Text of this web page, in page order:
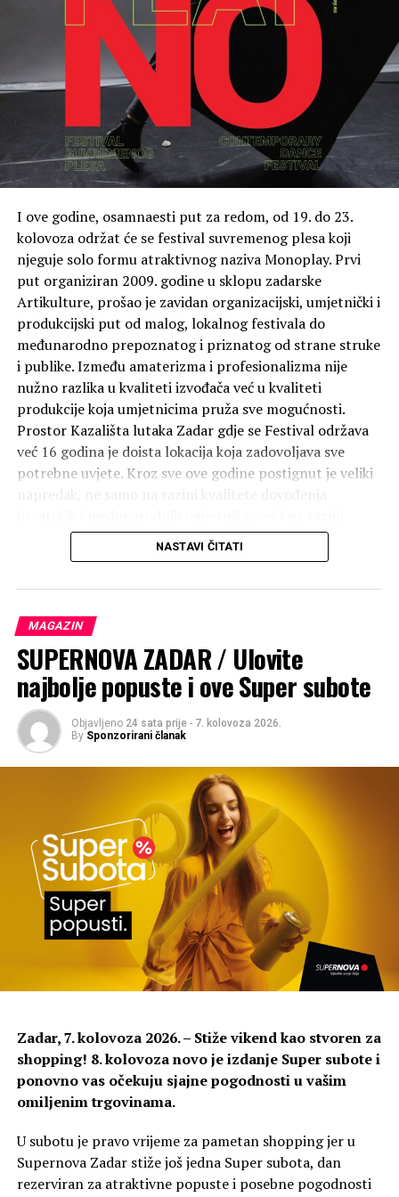
I ove godine, osamnaesti put za redom, od 19. do 23.
kolovoza održat će se festival suvremenog plesa koji
njeguje solo formu atraktivnog naziva Monoplay. Prvi
put organiziran 2009. godine u sklopu zadarske
Artikulture, prošao je zavidan organizacijski, umjetnički i
produkcijski put od malog, lokalnog festivala do
međunarodno prepoznatog i priznatog od strane struke
i publike. Između amaterizma i profesionalizma nije
nužno razlika u kvaliteti izvođača već u kvaliteti
produkcije koja umjetnicima pruža sve mogućnosti.
Prostor Kazališta lutaka Zadar gdje se Festival održava
već 16 godina je doista lokacija koja zadovoljava sve
potrebne uvjete. Kroz sve ove godine postignut je veliki
razvoja publike koja u Zadru postoji i razvija se preko 50
godina. Organizatori, Zadarski plesni ansambl koji ove
uspjeh na svim područjima i velikom odazivu gledatelja.
Dana 19. kolovoza, prvi dan festivala, predstavit će se
koreografkinja Anna Konjetzky iz Njemačke s
predstavom Über Die Wutu izvedbi Sahre Huby.
Predstava proučava potencijal bijesa, osobito ženskog,
kroz pokret, slike, glazbu i tekst. Istražuje bijes kao
društvenih struktura.
NASTAVI ČITATI
MAGAZIN
SUPERNOVA ZADAR / Ulovite
najbolje popuste i ove Super subote
Objavljeno 24 sata prije - 7. kolovoza 2026.
By Sponzorirani članak
Zadar, 7. kolovoza 2026. – Stiže vikend kao stvoren za
shopping! 8. kolovoza novo je izdanje Super subote i
ponovno vas očekuju sjajne pogodnosti u vašim
omiljenim trgovinama.
U subotu je pravo vrijeme za pametan shopping jer u
Supernova Zadar stiže još jedna Super subota, dan
rezerviran za atraktivne popuste i posebne pogodnosti